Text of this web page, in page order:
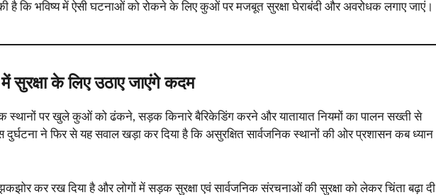
है कि भविष्य में ऐसी घटनाओं को रोकने के लिए कुओं पर मजबूत सुरक्षा घेराबंदी और अवरोधक लगाए जाएं।
में सुरक्षा के लिए उठाए जाएंगे कदम
स्थानों पर खुले कुओं को ढंकने, सड़क किनारे बैरिकेडिंग करने और यातायात नियमों का पालन सख्ती से
ने फिर से यह सवाल खड़ा कर दिया है कि असुरक्षित सार्वजनिक स्थानों की ओर प्रशासन कब ध्यान
कर रख दिया है और लोगों में सड़क सुरक्षा एवं सार्वजनिक संरचनाओं की सुरक्षा को लेकर चिंता बढ़ा दी